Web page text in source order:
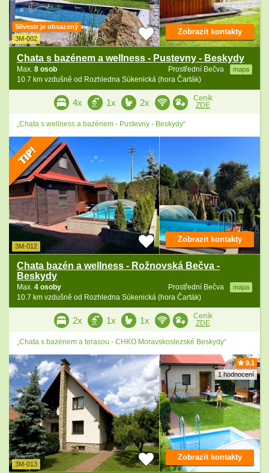
Silvestr je obsazený
3M-002
Chata s bazénem a wellness - Pustevny - Beskydy
Prostřední Bečva mapa
Max. 8 osob
10.7 km vzdušně od Rozhledna Súkenická (hora Čarták)
Zobrazit kontakty
4x 1x 2x
Ceník
ZDE
„Chata s wellness a bazénem - Pustevny - Beskydy“
3M-012
Chata bazén a wellness - Rožnovská Bečva -
Beskydy
Prostřední Bečva mapa
Max. 4 osoby
10.7 km vzdušně od Rozhledna Súkenická (hora Čarták)
Zobrazit kontakty
2x 1x 1x
Ceník
ZDE
„Chata s bazénem a terasou - CHKO Moravskoslezské Beskydy“
9.1
1 hodnocení
3M-013
Zobrazit kontakty